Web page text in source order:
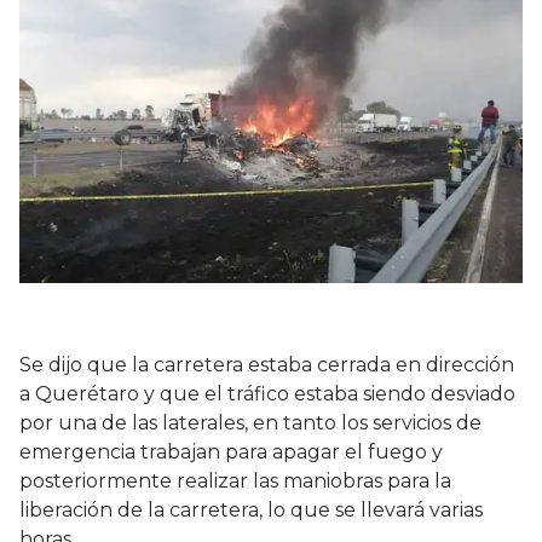
Se dijo que la carretera estaba cerrada en dirección
a Querétaro y que el tráfico estaba siendo desviado
por una de las laterales, en tanto los servicios de
emergencia trabajan para apagar el fuego y
posteriormente realizar las maniobras para la
liberación de la carretera, lo que se llevará varias